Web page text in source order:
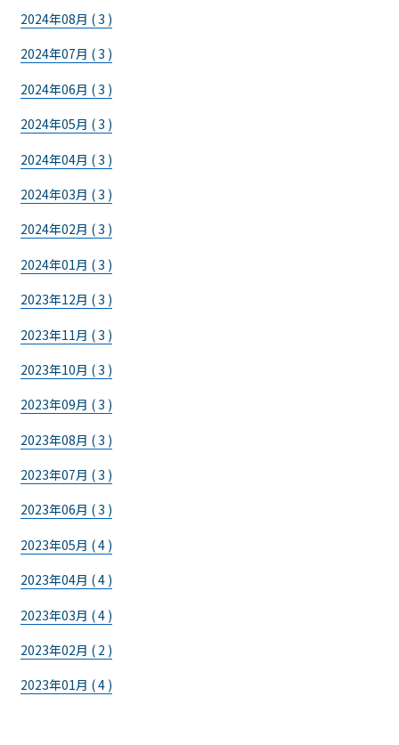
2024年08月 ( 3 )
2024年07月 ( 3 )
2024年06月 ( 3 )
2024年05月 ( 3 )
2024年04月 ( 3 )
2024年03月 ( 3 )
2024年02月 ( 3 )
2024年01月 ( 3 )
2023年12月 ( 3 )
2023年11月 ( 3 )
2023年10月 ( 3 )
2023年09月 ( 3 )
2023年08月 ( 3 )
2023年07月 ( 3 )
2023年06月 ( 3 )
2023年05月 ( 4 )
2023年04月 ( 4 )
2023年03月 ( 4 )
2023年02月 ( 2 )
2023年01月 ( 4 )